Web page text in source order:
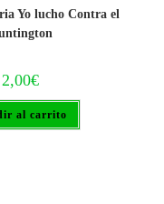
Yo lucho Contra el
2,00€
al carrito